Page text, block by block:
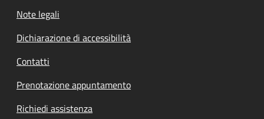
Note legali
Dichiarazione di accessibilità
Contatti
Prenotazione appuntamento
Richiedi assistenza